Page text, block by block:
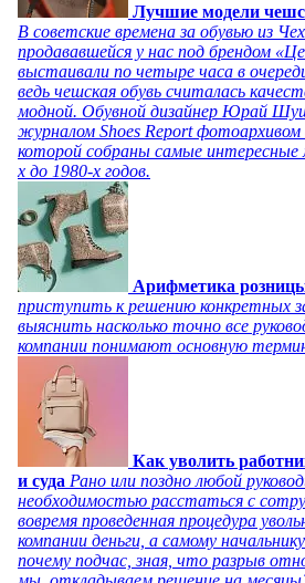
Лучшие модели
В советские времена за обувью из
продававшейся у нас под брендом
выстаивали по четыре часа в
ведь чешская обувь считалась
модной. Обувной дизайнер Юрай
журналом Shoes Report фотоархивом
которой собраны самые интересные
х до 1980-х годов.
Арифметика
приступить к решению конкретных
выяснить насколько точно все
компании понимают основную
Как уволить
и суда Рано или поздно любой
необходимостью расстаться с
вовремя проведенная процедура
компании деньги, а самому
почему подчас, зная, что разрыв